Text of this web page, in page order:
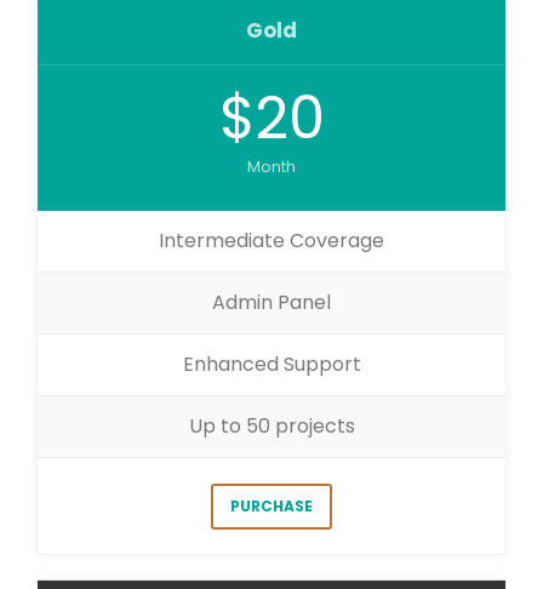
Gold
$20
Month
Intermediate Coverage
Admin Panel
Enhanced Support
Up to 50 projects
PURCHASE